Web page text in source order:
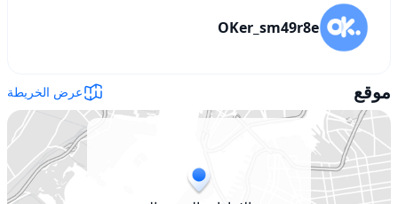
OKer_sm49r8e
موقع عرض الخريطة